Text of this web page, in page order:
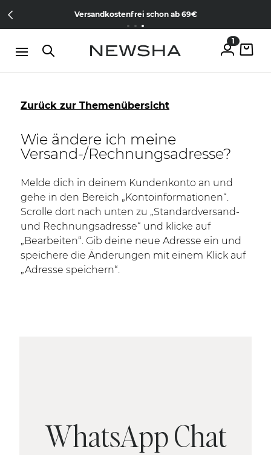
NEW IN: The Iconic Limited Chrome Collection
15% Wilkommens-Rabatt
kostenlos anmelden
Versandkostenfrei schon ab 69€
1
Zurück zur Themenübersicht
Wie ändere ich meine
Versand-/Rechnungsadresse?
Melde dich in deinem Kundenkonto an und
gehe in den Bereich „Kontoinformationen“.
Scrolle dort nach unten zu „Standardversand-
und Rechnungsadresse“ und klicke auf
„Bearbeiten“. Gib deine neue Adresse ein und
speichere die Änderungen mit einem Klick auf
„Adresse speichern“.
WhatsApp Chat